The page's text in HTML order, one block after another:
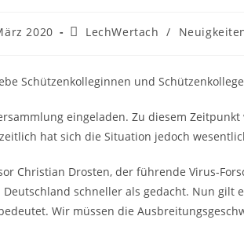
2020
Beitrags-
LechWertach /
Schützenkolleginnen und
eingeladen. Zu diesem
hat sich die Situation jedoch
Christian Drosten, der führende Virus-
schneller als gedacht. Nun gilt
Wir müssen die